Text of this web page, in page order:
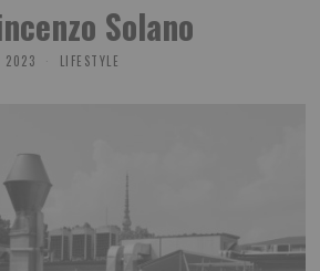
Solano
2023 LIFESTYLE